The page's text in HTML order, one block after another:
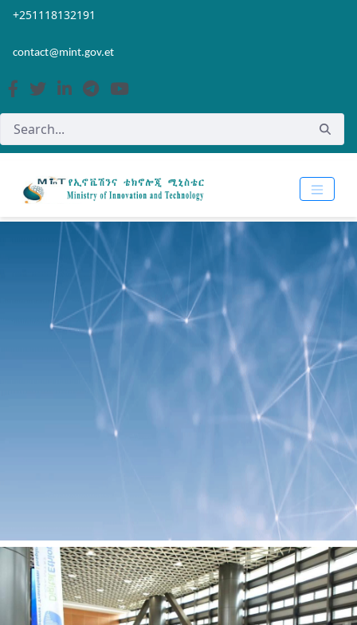
Skip to Main Content
Open Accessibility Menu
+251118132191
contact@mint.gov.et